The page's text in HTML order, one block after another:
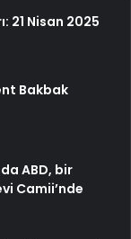
21 Nisan 2025
Bakbak
ABD, bir
Camii’nde